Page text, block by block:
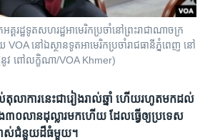
រដ្ឋទូត​សហរដ្ឋអាមេរិក​ប្រចាំ​នៅ​ព្រះរាជាណាចក្រ​
នៅ​ឯ​ស្ថានទូត​អាមេរិក​ប្រចាំ​រាជធានី​ភ្នំពេញ​ នៅ​
(នូវ​ ពៅ​លក្ខិណា​/VOA Khmer)
លាការ​នេះ​ជា​រៀង​រាល់​ឆ្នាំ​​ ​ហើយ​រហូត​មក​ដល់​
៣០លាន​ដុល្លារ​មក​ហើយ​ ដែល​ធ្វើ​ឲ្យ​ប្រទេស​
ចាស់​ជំនួយ​ដ៏​ធំ​មួយ។​